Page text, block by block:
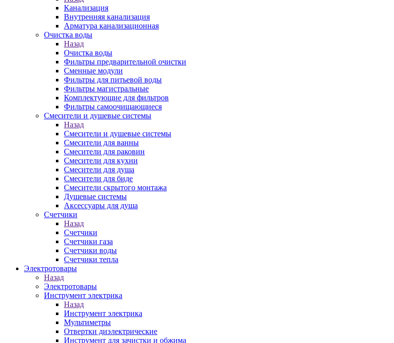
Канализация
Внутренняя канализация
Арматура канализационная
Очистка воды
Назад
Очистка воды
Фильтры предварительной очистки
Сменные модули
Фильтры для питьевой воды
Фильтры магистральные
Комплектующие для фильтров
Фильтры самоочищающиеся
Смесители и душевые системы
Назад
Смесители и душевые системы
Смесители для ванны
Смесители для раковин
Смесители для кухни
Смесители для душа
Смесители для биде
Смесители скрытого монтажа
Душевые системы
Аксессуары для душа
Счетчики
Назад
Счетчики
Счетчики газа
Счетчики воды
Счетчики тепла
Электротовары
Назад
Электротовары
Инструмент электрика
Назад
Инструмент электрика
Мультиметры
Отвертки диэлектрические
Инструмент для зачистки и обжима